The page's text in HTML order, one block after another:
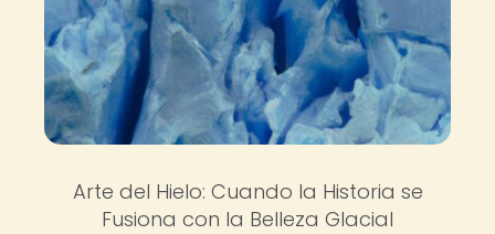
Arte del Hielo: Cuando la Historia se
Fusiona con la Belleza Glacial